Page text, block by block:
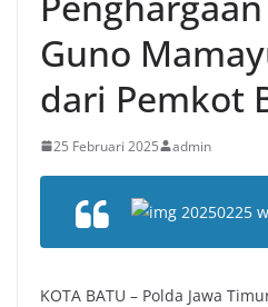
Guno
dari Pemkot
25 Februari 2025 admin
KOTA BATU – Polda Jawa